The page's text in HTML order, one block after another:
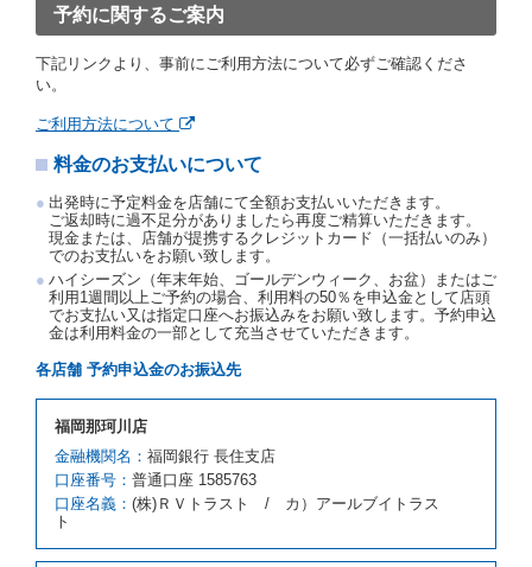
約取消手数料を当社に支払うものとし、当社は、この
予約取消手数料の支払いがあったときは、受領済の予
約申込金を借受人に返還するものとします。
当社の都合により、予約が取り消されたとき、又は貸
約申込金を返還するものとします。
若しくは当社のいずれの責にもよらない事由により貸
たものとします。この場合、当社は受領済の予約申込
金を返還するものとします。
第５条（代替レンタカー）
当社は、借受人から予約のあった車種クラスのレンタ
カーを貸し渡すことができないときは、予約と異なる
車種クラスのレンタカー（以下「代替レンタカー」と
いいます。）の貸渡しを申し入れることができるもの
とします。
クラスを除き予約時と同一の借受条件でレンタカー提
携先の代替レンタカーを貸し渡すものとします。な
お、代替レンタカーの貸渡料金が予約された車種クラ
スの貸渡料金より高くなるときは、予約した車種クラ
スの貸渡料金によるものとし、予約された車種クラス
予約に関するご案内
下記リンクより、事前にご利用方法について必ずご確認くださ
い。
ご利用方法について
料金のお支払いについて
出発時に予定料金を店舗にて全額お支払いいただきます。
ご返却時に過不足分がありましたら再度ご精算いただきます。
現金または、店舗が提携するクレジットカード（一括払いのみ）
でのお支払いをお願い致します。
ハイシーズン（年末年始、ゴールデンウィーク、お盆）またはご
利用1週間以上ご予約の場合、利用料の50％を申込金として店頭
でお支払い又は指定口座へお振込みをお願い致します。予約申込
金は利用料金の一部として充当させていただきます。
各店舗 予約申込金のお振込先
福岡那珂川店
金融機関名： 福岡銀行 長住支店
口座番号： 普通口座 1585763
口座名義： (株)ＲＶトラスト / カ）アールブイトラス
ト